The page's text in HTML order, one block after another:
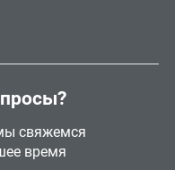
свяжемся
время